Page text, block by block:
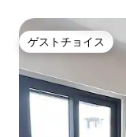
ゲストチョイス
ゲストチョイス